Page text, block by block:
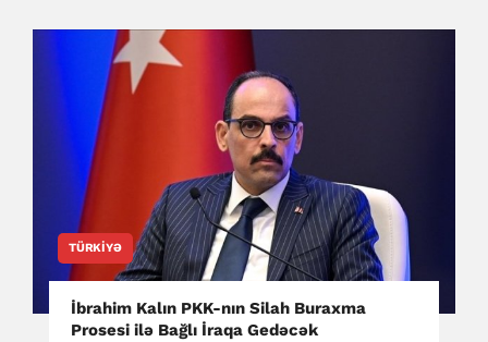
TÜRKIYƏ
İbrahim Kalın PKK-nın Silah Buraxma
Prosesi ilə Bağlı İraqa Gedəcək